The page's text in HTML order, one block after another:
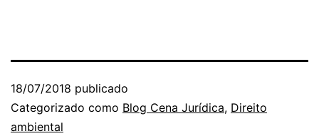
18/07/2018 publicado
Categorizado como Blog Cena Jurídica, Direito
ambiental